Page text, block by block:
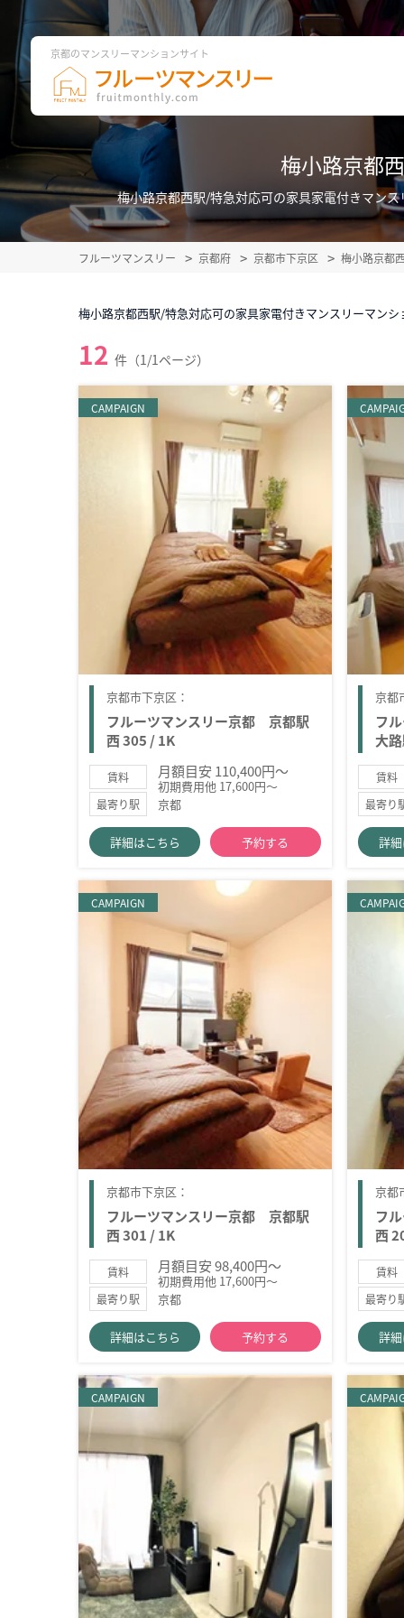
京都のマンスリーマンションサイト
梅小路京都
梅小路京都西駅/特急対応可の家具家電付きマン
フルーツマンスリー 京都府 京都市下京区 梅小路京都
梅小路京都西駅/特急対応可の家具家電付きマンスリーマン
12 件（1/1ページ）
CAMPAIGN
京都市下京区：
フルーツマンスリー京都 京都駅
西 305 / 1K
賃料 月額目安 110,400円～
初期費用他 17,600円～
最寄り駅 京都
詳細はこちら 予約する
京都
フ
大
賃料
最寄り
詳
CAMPAIGN
京都市下京区：
フルーツマンスリー京都 京都駅
西 301 / 1K
賃料 月額目安 98,400円～
初期費用他 17,600円～
最寄り駅 京都
詳細はこちら 予約する
京都
フ
西
賃料
最寄り
詳
CAMPAIGN